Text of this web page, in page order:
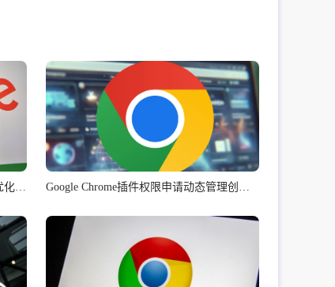
google Chrome浏览器插件安装前系统优化操作经验 Google Chrome插件权限申请动态管理创新策略